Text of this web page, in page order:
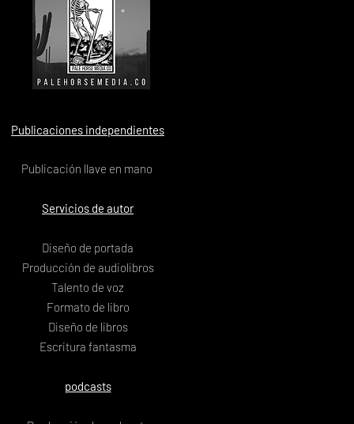
Publicaciones independientes
Publicación llave en mano
Servicios de autor
Diseño de portada
Producción de audiolibros
Talento de voz
Formato de libro
Diseño de libros
Escritura fantasma
podcasts